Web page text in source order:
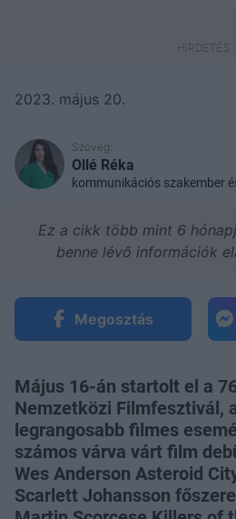
2023. május 20.
Szöveg:
Ollé Réka
kommunikációs szakember
Ez a cikk több mint 6
benne lévő információk
Megosztás
Május 16-án startolt el a
Nemzetközi Filmfesztivál,
legrangosabb filmes
számos várva várt film
Wes Anderson Asteroid
Scarlett Johansson